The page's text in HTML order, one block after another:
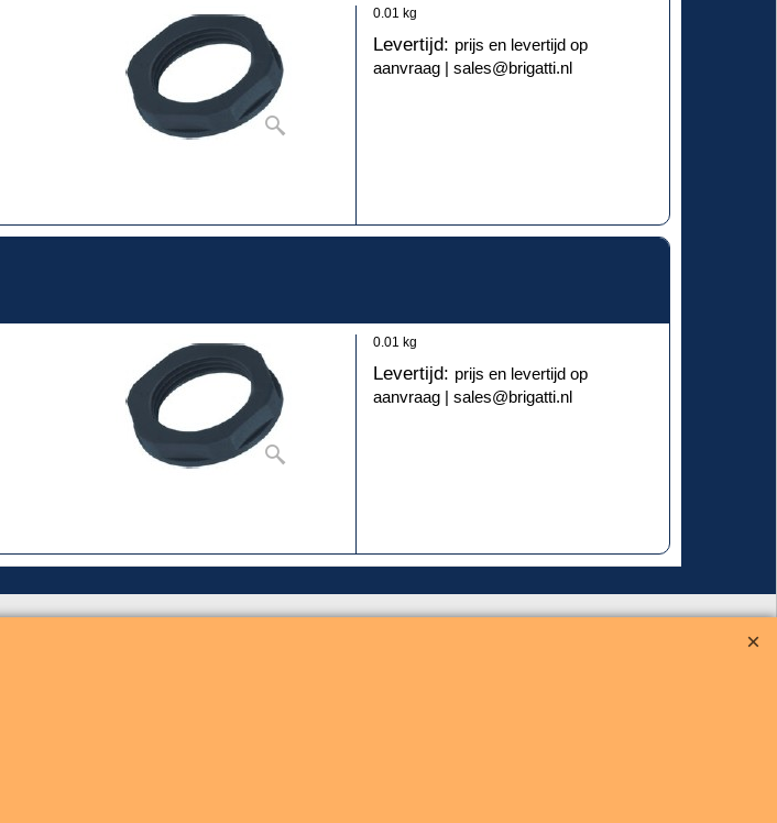
0.01 kg
Levertijd: prijs en levertijd op
aanvraag | sales@brigatti.nl
0.01 kg
Levertijd: prijs en levertijd op
aanvraag | sales@brigatti.nl